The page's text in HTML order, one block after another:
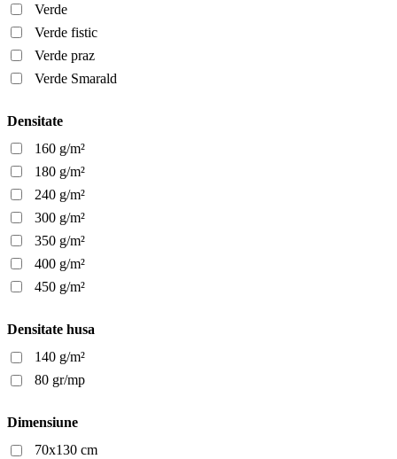
Verde
Verde fistic
Verde praz
Verde Smarald
Densitate
160 g/m²
180 g/m²
240 g/m²
300 g/m²
350 g/m²
400 g/m²
450 g/m²
Densitate husa
140 g/m²
80 gr/mp
Dimensiune
70x130 cm